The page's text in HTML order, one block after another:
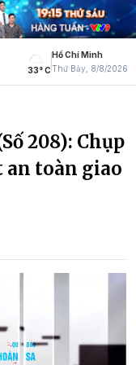
33° C
Hồ Chí Minh
Thứ Bảy, 8/8/2026
208): Chụp
an toàn giao